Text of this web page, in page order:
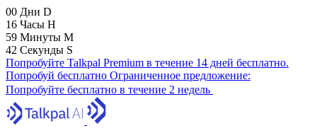
00 Дни D
16 Часы H
59 Минуты M
41 Секунды S
Попробуйте Talkpal Premium в течение 14 дней бесплатно.
Попробуй бесплатно Ограниченное предложение:
Попробуйте бесплатно в течение 2 недель